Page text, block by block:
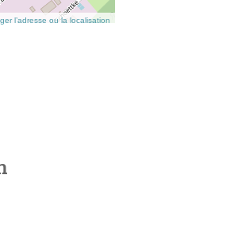
l’adresse ou la localisation